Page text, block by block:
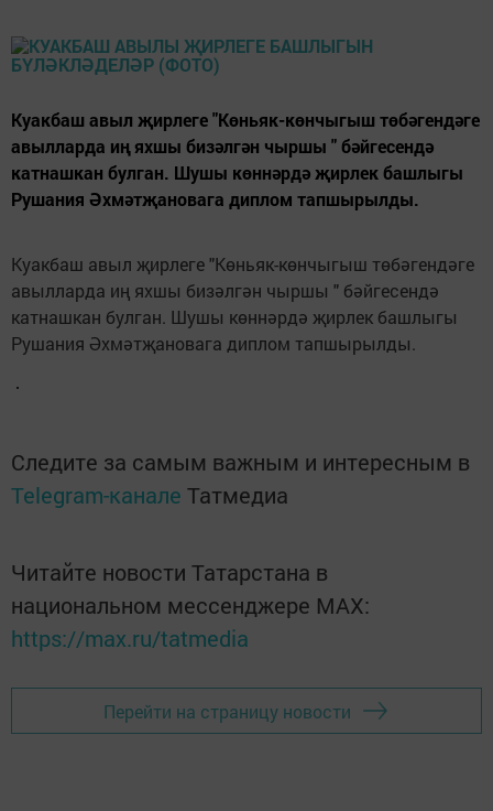
Куакбаш авыл җирлеге "Көньяк-көнчыгыш төбәгендәге
авылларда иң яхшы бизәлгән чыршы " бәйгесендә
катнашкан булган. Шушы көннәрдә җирлек башлыгы
Рушания Әхмәтҗановага диплом тапшырылды.
Куакбаш авыл җирлеге "Көньяк-көнчыгыш төбәгендәге
авылларда иң яхшы бизәлгән чыршы " бәйгесендә
катнашкан булган. Шушы көннәрдә җирлек башлыгы
Рушания Әхмәтҗановага диплом тапшырылды.
Следите за самым важным и интересным в
Telegram-канале Татмедиа
Читайте новости Татарстана в
национальном мессенджере MАХ:
https://max.ru/tatmedia
Перейти на страницу новости